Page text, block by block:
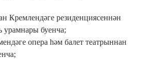
Кремлендәге резиденциясеннән
урамнары буенча;
опера һәм балет театрыннан